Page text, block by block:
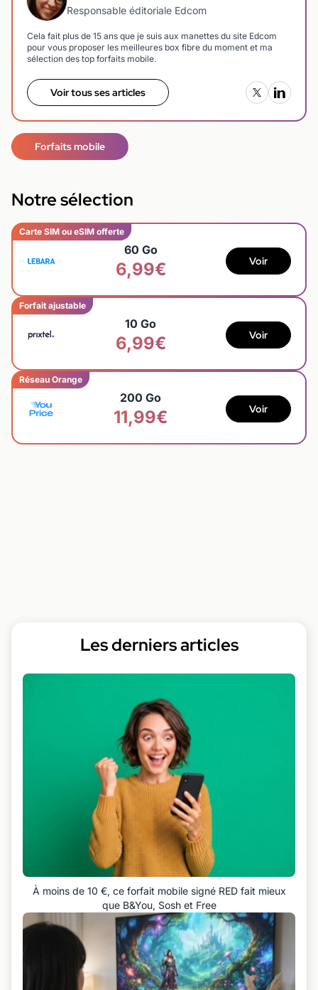
Responsable éditoriale Edcom
Cela fait plus de 15 ans que je suis aux manettes du site Edcom
pour vous proposer les meilleures box fibre du moment et ma
sélection des top forfaits mobile.
Voir tous ses articles
Forfaits mobile
Notre sélection
Carte SIM ou eSIM offerte
60 Go
6,99€ Voir
Forfait ajustable
10 Go
6,99€ Voir
Réseau Orange
200 Go
11,99€ Voir
Les derniers articles
À moins de 10 €, ce forfait mobile signé RED fait mieux
que B&You, Sosh et Free